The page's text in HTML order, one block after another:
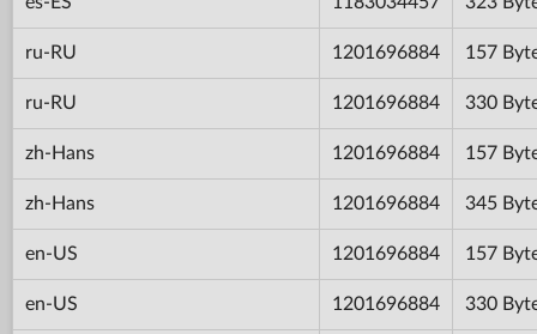
ru-RU 1201696884 157
ru-RU 1201696884 330
zh-Hans 1201696884 157
zh-Hans 1201696884 345
en-US 1201696884 157
en-US 1201696884 330